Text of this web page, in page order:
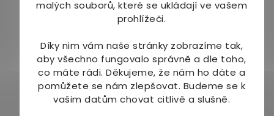
malých souborů, které se ukládají ve vašem
prohlížeči.
Díky nim vám naše stránky zobrazíme tak,
aby všechno fungovalo správně a dle toho,
co máte rádi. Děkujeme, že nám ho dáte a
pomůžete se nám zlepšovat. Budeme se k
vašim datům chovat citlivě a slušně.
RAPID 30 pastilek
Na dotaz
179 Kč